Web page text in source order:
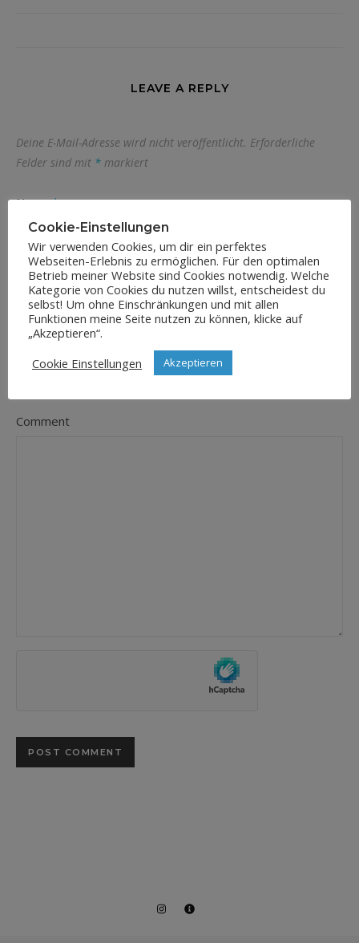
LEAVE A REPLY
Deine E-Mail-Adresse wird nicht veröffentlicht. Erforderliche
Felder sind mit * markiert
Name*
E-Mail-Adresse*
Comment
Cookie-Einstellungen
Wir verwenden Cookies, um dir ein perfektes
Webseiten-Erlebnis zu ermöglichen. Für den optimalen
Betrieb meiner Website sind Cookies notwendig. Welche
Kategorie von Cookies du nutzen willst, entscheidest du
selbst! Um ohne Einschränkungen und mit allen
Funktionen meine Seite nutzen zu können, klicke auf
„Akzeptieren“.
Cookie Einstellungen
Akzeptieren